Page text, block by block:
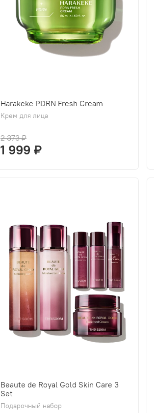
Harakeke PDRN Fresh Cream
Крем для лица
2 373 ₽
1 999 ₽
Beaute de Royal Gold Skin Care 3
Set
Подарочный набор